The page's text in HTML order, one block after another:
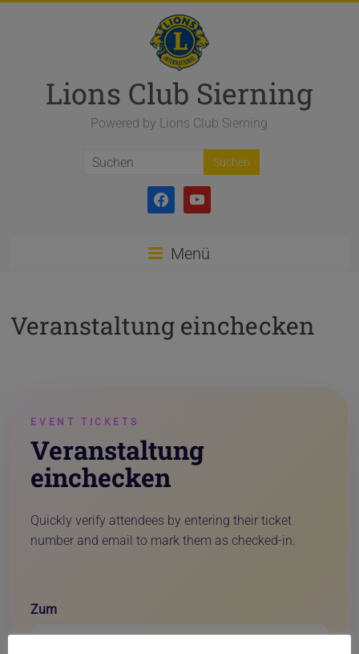
Lions Club Sierning
Powered by Lions Club Sierning
facebookyoutube
Menü
Veranstaltung einchecken
EVENT TICKETS
Veranstaltung
einchecken
Quickly verify attendees by entering their ticket
number and email to mark them as checked-in.
Zum